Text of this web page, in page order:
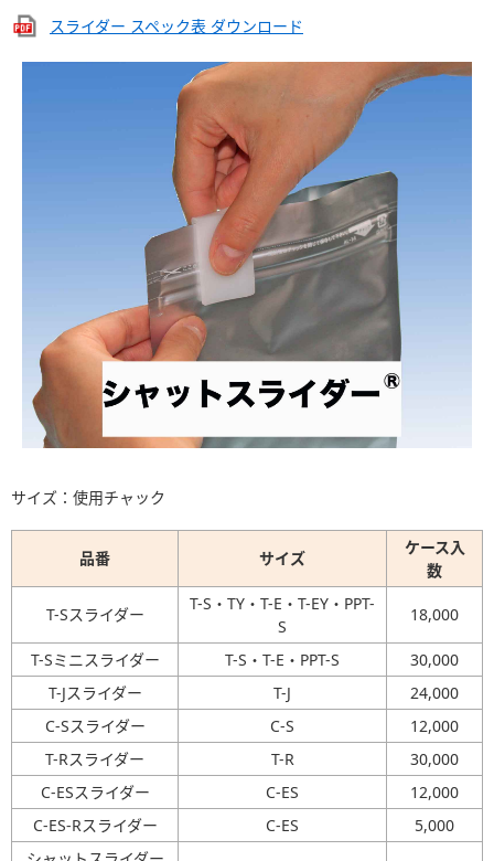
スライダー スペック表 ダウンロード
サイズ：使用チャック
品番 サイズ
ケース入
数
T-Sスライダー
T-S・TY・T-E・T-EY・PPT-
S
18,000
T-Sミニスライダー T-S・T-E・PPT-S
30,000
T-Jスライダー
T-J
24,000
C-Sスライダー
C-S
12,000
T-Rスライダー
T-R
30,000
C-ESスライダー
C-ES
12,000
C-ES-Rスライダー
C-ES
5,000